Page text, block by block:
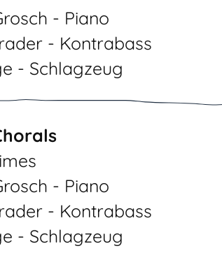
- Piano
- Kontrabass
- Schlagzeug
- Piano
- Kontrabass
- Schlagzeug